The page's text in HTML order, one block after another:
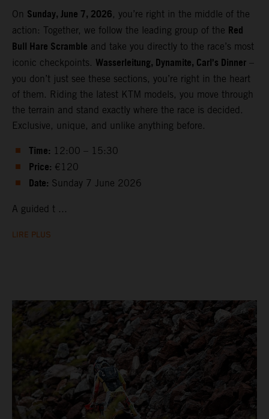
On Sunday, June 7, 2026, you’re right in the middle of the
action: Together, we follow the leading group of the Red
Bull Hare Scramble and take you directly to the race’s most
iconic checkpoints. Wasserleitung, Dynamite, Carl’s Dinner –
you don’t just see these sections, you’re right in the heart
of them. Riding the latest KTM models, you move through
the terrain and stand exactly where the race is decided.
Exclusive, unique, and unlike anything before.
Time: 12:00 – 15:30
Price: €120
Date: Sunday 7 June 2026
A guided t ...
LIRE PLUS